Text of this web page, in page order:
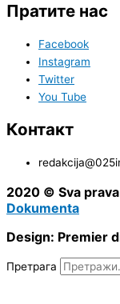
Пратите нас
Facebook
Instagram
Twitter
You Tube
Контакт
2020 © Sva
Dokumenta
Design: Premier
Претрага